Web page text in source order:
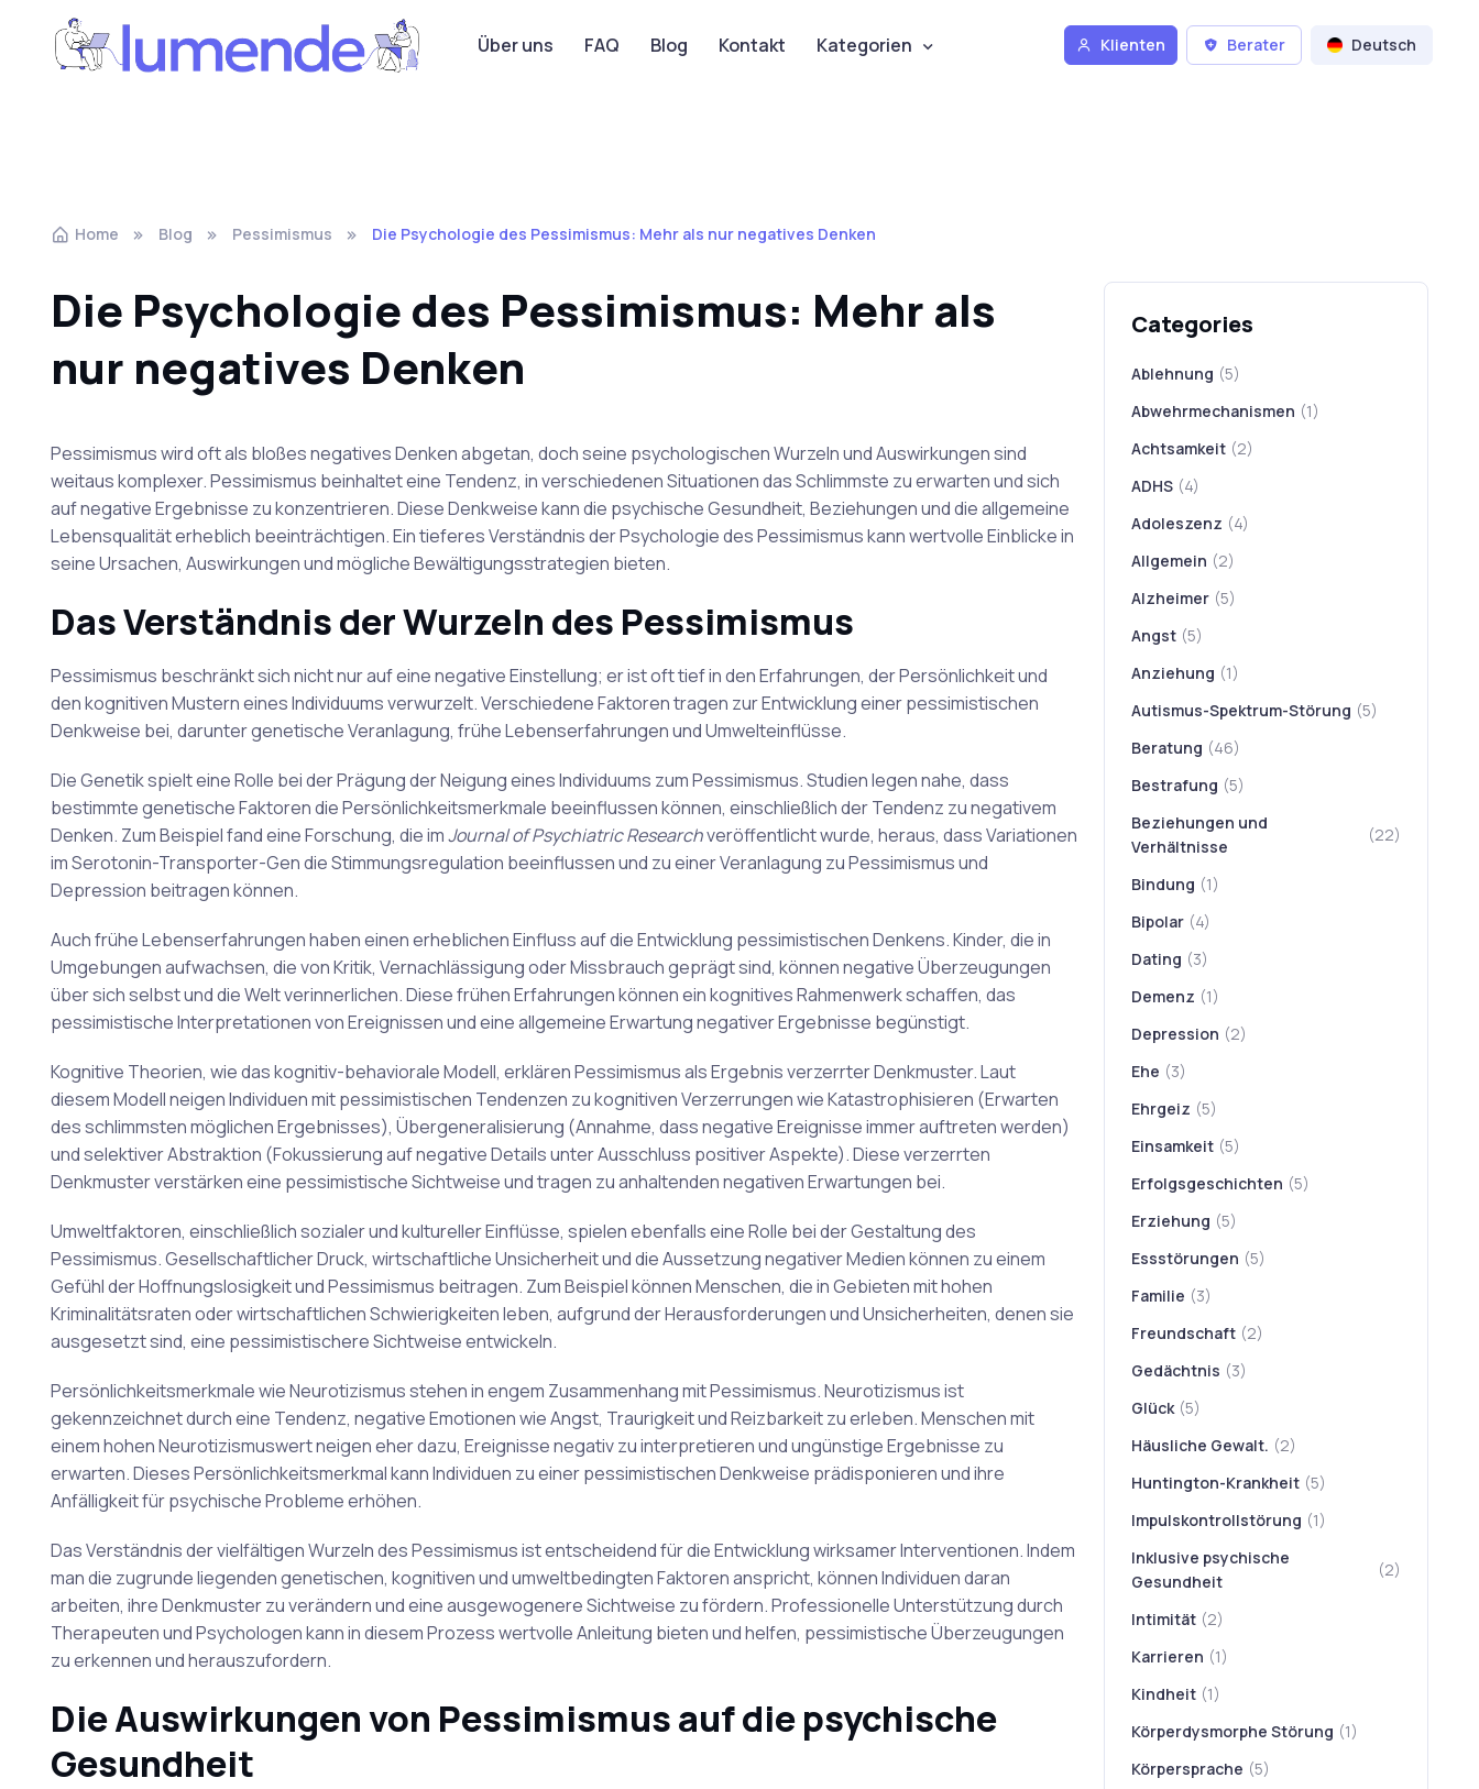
Über uns FAQ Blog Kontakt Kategorien Klienten Berater Deutsch
Home Blog Pessimismus Die Psychologie des Pessimismus: Mehr als nur negatives Denken
Die Psychologie des Pessimismus: Mehr als
nur negatives Denken
Pessimismus wird oft als bloßes negatives Denken abgetan, doch seine psychologischen Wurzeln und Auswirkungen sind
weitaus komplexer. Pessimismus beinhaltet eine Tendenz, in verschiedenen Situationen das Schlimmste zu erwarten und sich
auf negative Ergebnisse zu konzentrieren. Diese Denkweise kann die psychische Gesundheit, Beziehungen und die allgemeine
Lebensqualität erheblich beeinträchtigen. Ein tieferes Verständnis der Psychologie des Pessimismus kann wertvolle Einblicke in
seine Ursachen, Auswirkungen und mögliche Bewältigungsstrategien bieten.
Das Verständnis der Wurzeln des Pessimismus
Pessimismus beschränkt sich nicht nur auf eine negative Einstellung; er ist oft tief in den Erfahrungen, der Persönlichkeit und
den kognitiven Mustern eines Individuums verwurzelt. Verschiedene Faktoren tragen zur Entwicklung einer pessimistischen
Denkweise bei, darunter genetische Veranlagung, frühe Lebenserfahrungen und Umwelteinflüsse.
Die Genetik spielt eine Rolle bei der Prägung der Neigung eines Individuums zum Pessimismus. Studien legen nahe, dass
bestimmte genetische Faktoren die Persönlichkeitsmerkmale beeinflussen können, einschließlich der Tendenz zu negativem
Denken. Zum Beispiel fand eine Forschung, die imJournal of Psychiatric Researchveröffentlicht wurde, heraus, dass Variationen
im Serotonin-Transporter-Gen die Stimmungsregulation beeinflussen und zu einer Veranlagung zu Pessimismus und
Depression beitragen können.
Auch frühe Lebenserfahrungen haben einen erheblichen Einfluss auf die Entwicklung pessimistischen Denkens. Kinder, die in
Umgebungen aufwachsen, die von Kritik, Vernachlässigung oder Missbrauch geprägt sind, können negative Überzeugungen
über sich selbst und die Welt verinnerlichen. Diese frühen Erfahrungen können ein kognitives Rahmenwerk schaffen, das
pessimistische Interpretationen von Ereignissen und eine allgemeine Erwartung negativer Ergebnisse begünstigt.
Kognitive Theorien, wie das kognitiv-behaviorale Modell, erklären Pessimismus als Ergebnis verzerrter Denkmuster. Laut
diesem Modell neigen Individuen mit pessimistischen Tendenzen zu kognitiven Verzerrungen wie Katastrophisieren (Erwarten
des schlimmsten möglichen Ergebnisses), Übergeneralisierung (Annahme, dass negative Ereignisse immer auftreten werden)
und selektiver Abstraktion (Fokussierung auf negative Details unter Ausschluss positiver Aspekte). Diese verzerrten
Denkmuster verstärken eine pessimistische Sichtweise und tragen zu anhaltenden negativen Erwartungen bei.
Umweltfaktoren, einschließlich sozialer und kultureller Einflüsse, spielen ebenfalls eine Rolle bei der Gestaltung des
Pessimismus. Gesellschaftlicher Druck, wirtschaftliche Unsicherheit und die Aussetzung negativer Medien können zu einem
Gefühl der Hoffnungslosigkeit und Pessimismus beitragen. Zum Beispiel können Menschen, die in Gebieten mit hohen
Kriminalitätsraten oder wirtschaftlichen Schwierigkeiten leben, aufgrund der Herausforderungen und Unsicherheiten, denen sie
ausgesetzt sind, eine pessimistischere Sichtweise entwickeln.
Persönlichkeitsmerkmale wie Neurotizismus stehen in engem Zusammenhang mit Pessimismus. Neurotizismus ist
gekennzeichnet durch eine Tendenz, negative Emotionen wie Angst, Traurigkeit und Reizbarkeit zu erleben. Menschen mit
einem hohen Neurotizismuswert neigen eher dazu, Ereignisse negativ zu interpretieren und ungünstige Ergebnisse zu
erwarten. Dieses Persönlichkeitsmerkmal kann Individuen zu einer pessimistischen Denkweise prädisponieren und ihre
Anfälligkeit für psychische Probleme erhöhen.
Das Verständnis der vielfältigen Wurzeln des Pessimismus ist entscheidend für die Entwicklung wirksamer Interventionen. Indem
man die zugrunde liegenden genetischen, kognitiven und umweltbedingten Faktoren anspricht, können Individuen daran
arbeiten, ihre Denkmuster zu verändern und eine ausgewogenere Sichtweise zu fördern. Professionelle Unterstützung durch
Therapeuten und Psychologen kann in diesem Prozess wertvolle Anleitung bieten und helfen, pessimistische Überzeugungen
zu erkennen und herauszufordern.
Die Auswirkungen von Pessimismus auf die psychische
Gesundheit
Categories
Ablehnung (5)
Abwehrmechanismen (1)
Achtsamkeit (2)
ADHS (4)
Adoleszenz (4)
Allgemein (2)
Alzheimer (5)
Angst (5)
Anziehung (1)
Autismus-Spektrum-Störung (5)
Beratung (46)
Bestrafung (5)
Beziehungen und
Verhältnisse
(22)
Bindung (1)
Bipolar (4)
Dating (3)
Demenz (1)
Depression (2)
Ehe (3)
Ehrgeiz (5)
Einsamkeit (5)
Erfolgsgeschichten (5)
Erziehung (5)
Essstörungen (5)
Familie (3)
Freundschaft (2)
Gedächtnis (3)
Glück (5)
Häusliche Gewalt. (2)
Huntington-Krankheit (5)
Impulskontrollstörung (1)
Inklusive psychische
Gesundheit
(2)
Intimität (2)
Karrieren (1)
Kindheit (1)
Körperdysmorphe Störung (1)
Körpersprache (5)